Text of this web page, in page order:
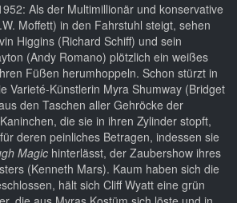
Als der Multimillionär und konservative
Moffett) in den Fahrstuhl steigt, sehen
Higgins (Richard Schiff) und sein
(Andy Romano) plötzlich ein weißes
Füßen herumhoppeln. Schon stürzt in
Varieté-Künstlerin Myra Shumway (Bridget
den Taschen aller Gehröcke der
die sie in ihren Zylinder stopft,
deren peinliches Betragen, indessen sie
Magic hinterlässt, der Zaubershow ihres
(Kenneth Mars). Kaum haben sich die
hält sich Cliff Wyatt eine grün